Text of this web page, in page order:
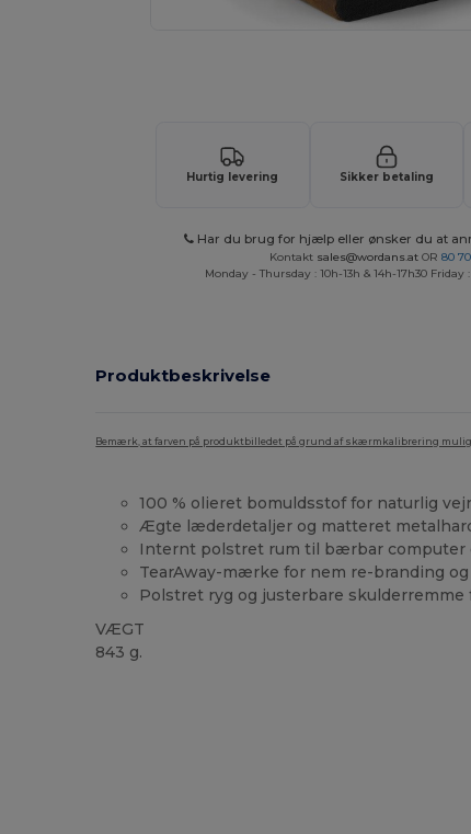
Hurtig levering Sikker betaling
Har du brug for hjælp eller ønsker du at
Kontakt sales@wordans.at OR80
Monday - Thursday : 10h-13h & 14h-17h30 Friday
Produktbeskrivelse
Bemærk, at farven på produktbilledet på grund af skærmkalibrering
100 % olieret bomuldsstof for naturlig
Ægte læderdetaljer og matteret
Internt polstret rum til bærbar computer
TearAway-mærke for nem re-branding
Polstret ryg og justerbare
VÆGT
843 g.